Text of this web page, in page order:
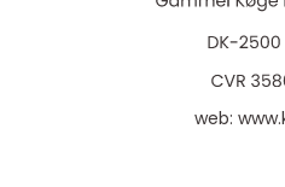
web: